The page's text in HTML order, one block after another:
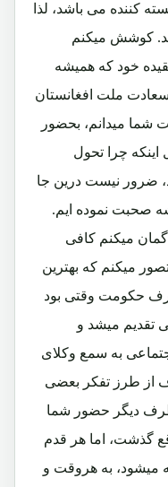
کننده می باشد، لذا
کوشش میکنم
خود که همیشه
سعادت ملت افغانستان
شما میدانم، بحضور
چرا تحول
ضرور نیست درین جا
صحبت نموده ایم.
میکنم کافی
میکنم که بهترین
حکومت وقتی بود
تقدیم میشد و
به سمع وکلای
از طرز تفکر بعضی
دیگر حضور شما
گذشت، اما هر قدم
میشود، به هروقت و